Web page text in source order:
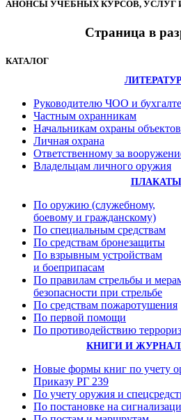
АНОНСЫ УЧЕБНЫХ КУРСОВ, УСЛУГ
Страница в
КАТАЛОГ
Руководителю ЧОО и
Частным охранникам
Начальникам охраны объектов
Личная охрана
Ответственному за
Владельцам личного оружия
ПЛАКАТЫ
По оружию (служебному,
боевому и гражданскому)
По специальным средствам
По средствам бронезащиты
По взрывным устройствам
и боеприпасам
По правилам стрельбы и
безопасности при стрельбе
По средствам пожаротушения
По первой помощи
По противодействию
КНИГИ И
Новые формы книг по учету
Приказу РГ 239
По учету оружия и
По постановке на